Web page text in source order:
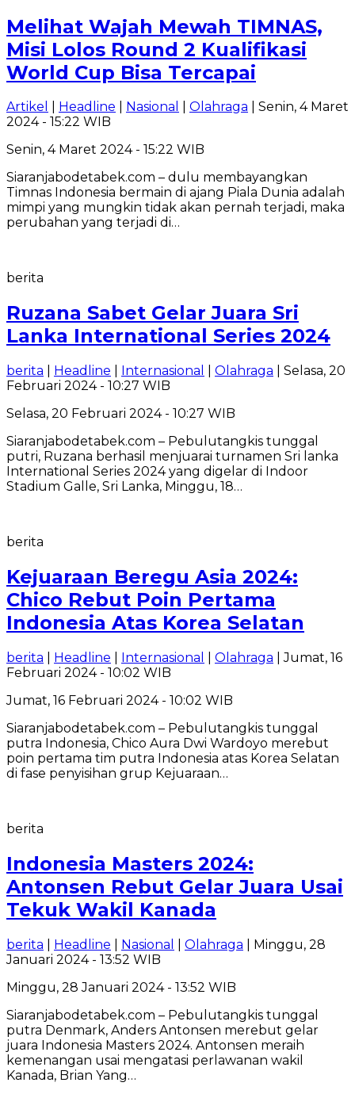
Melihat Wajah Mewah TIMNAS,
Misi Lolos Round 2 Kualifikasi
World Cup Bisa Tercapai
Artikel Headline Nasional Olahraga | Senin, 4 Maret
2024 - 15:22 WIB
Senin, 4 Maret 2024 - 15:22 WIB
Siaranjabodetabek.com – dulu membayangkan
Timnas Indonesia bermain di ajang Piala Dunia adalah
mimpi yang mungkin tidak akan pernah terjadi, maka
perubahan yang terjadi di…
berita
Ruzana Sabet Gelar Juara Sri
Lanka International Series 2024
berita Headline Internasional Olahraga | Selasa, 20
Februari 2024 - 10:27 WIB
Selasa, 20 Februari 2024 - 10:27 WIB
Siaranjabodetabek.com – Pebulutangkis tunggal
putri, Ruzana berhasil menjuarai turnamen Sri lanka
International Series 2024 yang digelar di Indoor
Stadium Galle, Sri Lanka, Minggu, 18…
berita
Kejuaraan Beregu Asia 2024:
Chico Rebut Poin Pertama
Indonesia Atas Korea Selatan
berita Headline Internasional Olahraga | Jumat, 16
Februari 2024 - 10:02 WIB
Jumat, 16 Februari 2024 - 10:02 WIB
Siaranjabodetabek.com – Pebulutangkis tunggal
putra Indonesia, Chico Aura Dwi Wardoyo merebut
poin pertama tim putra Indonesia atas Korea Selatan
di fase penyisihan grup Kejuaraan…
berita
Indonesia Masters 2024:
Antonsen Rebut Gelar Juara Usai
Tekuk Wakil Kanada
berita Headline Nasional Olahraga | Minggu, 28
Januari 2024 - 13:52 WIB
Minggu, 28 Januari 2024 - 13:52 WIB
Siaranjabodetabek.com – Pebulutangkis tunggal
putra Denmark, Anders Antonsen merebut gelar
juara Indonesia Masters 2024. Antonsen meraih
kemenangan usai mengatasi perlawanan wakil
Kanada, Brian Yang…